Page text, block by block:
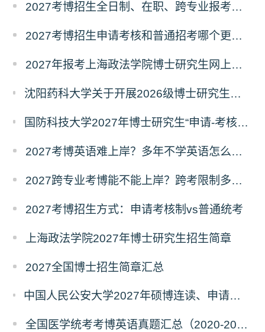
2027考博招生全日制、在职、跨专业报考要求
2027考博招生申请考核和普通招考哪个更好考？
2027年报考上海政法学院博士研究生网上报名公告
沈阳药科大学关于开展2026级博士研究生录取后信息采集及档案调取等相关工作的通知
国防科技大学2027年博士研究生“申请-考核”制招生专业基础笔试考试大纲
2027考博英语难上岸？多年不学英语怎么备考？
2027跨专业考博能不能上岸？跨考限制多不多？
2027考博招生方式：申请考核制vs普通统考
上海政法学院2027年博士研究生招生简章
2027全国博士招生简章汇总
中国人民公安大学2027年硕博连读、申请考核、本科直博博士研究生招生报名事宜的通知
全国医学统考考博英语真题汇总（2020-2026年）